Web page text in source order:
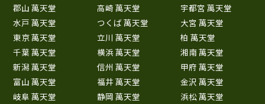
郡山 萬天堂
高崎 萬天堂
宇都宮 萬天堂
水戸 萬天堂
つくば 萬天堂
大宮 萬天堂
東京 萬天堂
立川 萬天堂
柏 萬天堂
千葉 萬天堂
横浜 萬天堂
湘南 萬天堂
新潟 萬天堂
信州 萬天堂
甲府 萬天堂
富山 萬天堂
福井 萬天堂
金沢 萬天堂
岐阜 萬天堂
静岡 萬天堂
浜松 萬天堂